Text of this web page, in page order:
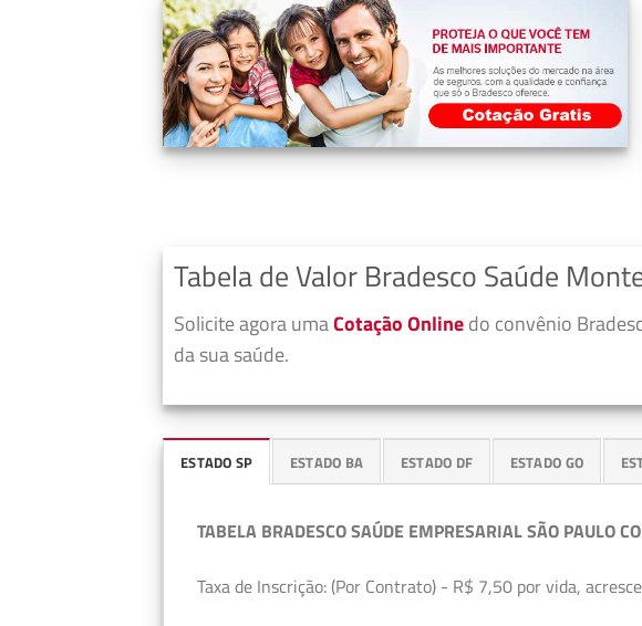
Tabela de Valor Bradesco Saúde
Solicite agora umaCotação Onlinedo convênio
da sua saúde.
ESTADO SP ESTADO BA ESTADO DF ESTADO GO
TABELA BRADESCO SAÚDE EMPRESARIAL SÃO PAULO
Taxa de Inscrição: (Por Contrato) - R$ 7,50 por vida,